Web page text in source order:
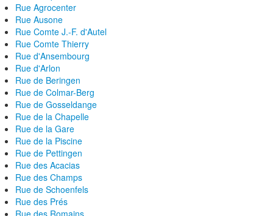
Rue Agrocenter
Rue Ausone
Rue Comte J.-F. d'Autel
Rue Comte Thierry
Rue d'Ansembourg
Rue d'Arlon
Rue de Beringen
Rue de Colmar-Berg
Rue de Gosseldange
Rue de la Chapelle
Rue de la Gare
Rue de la Piscine
Rue de Pettingen
Rue des Acacias
Rue des Champs
Rue de Schoenfels
Rue des Prés
Rue des Romains